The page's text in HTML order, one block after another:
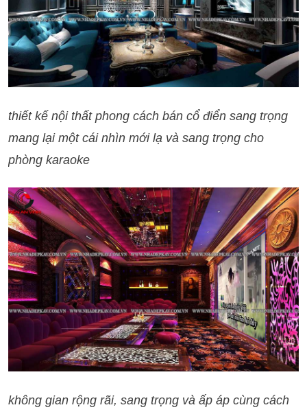
thiết kế nội thất phong cách bán cổ điển sang trọng
mang lại một cái nhìn mới lạ và sang trọng cho
phòng karaoke
không gian rộng rãi, sang trọng và ấp áp cùng cách